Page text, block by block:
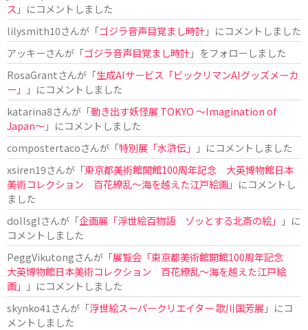
ス 」にコメントしました
lilysmith10さんが「ゴジラ音声目覚まし時計」にコメントしました
アッキーさんが「ゴジラ音声目覚まし時計」をフォローしました
RosaGrantさんが「生成AIサービス「ビックリマンAIグッズメーカ
ー」
」にコメントしました
katarina8さんが「動き出す妖怪展 TOKYO 〜Imagination of
Japan〜」にコメントしました
compostertacoさんが「特別展「水滸伝」
」にコメントしました
xsiren19さんが「東京都美術館開館100周年記念 大英博物館日本
美術コレクション 百花繚乱～海を越えた江戸絵画」にコメントし
ました
dollsglさんが「企画展「浮世絵百物語 ゾッとする北斎の絵」
」に
コメントしました
PeggVikutongさんが「展覧会「東京都美術館開館100周年記念
大英博物館日本美術コレクション 百花繚乱〜海を越えた江戸絵
画」
」にコメントしました
skynko41 さんが「浮世絵スーパークリエイター 歌川国芳展 」にコ
メントしました